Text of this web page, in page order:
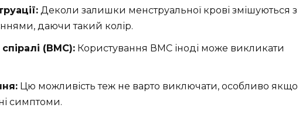
Деколи залишки менструальної крові змішуються з
даючи такий колір.
(ВМС): Користування ВМС іноді може викликати
Цю можливість теж не варто виключати, особливо якщо
симптоми.